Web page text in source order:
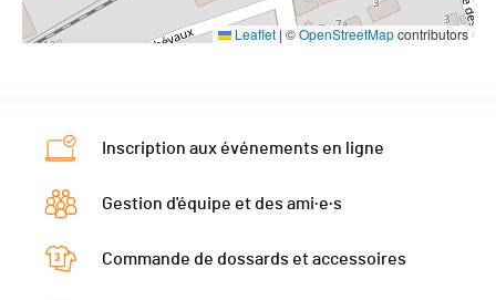
Leaflet | ©OpenStreetMapcontributors
Inscription aux événements en ligne
Gestion d'équipe et des ami·e·s
Commande de dossards et accessoires